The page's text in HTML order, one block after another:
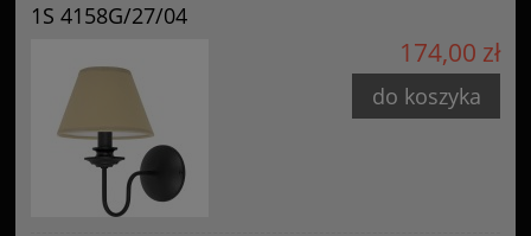
1S 4158G/27/04
174,00 zł
do koszyka